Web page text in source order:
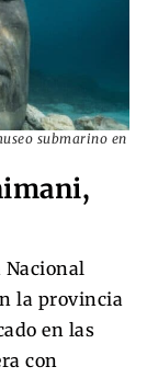
submarino en
Nacional
la provincia
en las
con